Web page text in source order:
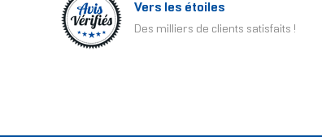
Vers les étoiles
Des milliers de clients satisfaits !